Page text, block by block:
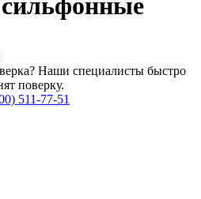
Наши специалисты быстро
поверку.
511-77-51